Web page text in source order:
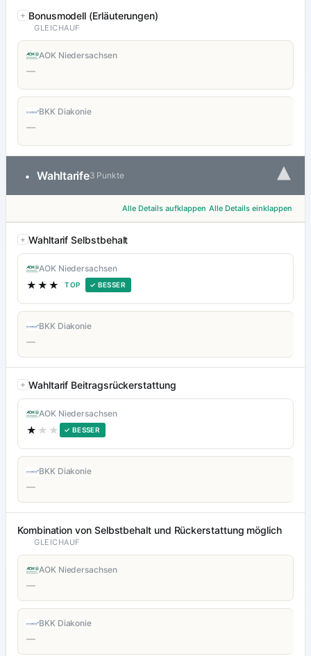
Bonusmodell (Erläuterungen)
GLEICHAUF
AOK Niedersachsen
—
BKK Diakonie
—
• Wahltarife3 Punkte ▾
Alle Details aufklappen Alle Details einklappen
Wahltarif Selbstbehalt
AOK Niedersachsen
★★★ TOP ✓ BESSER
BKK Diakonie
—
Wahltarif Beitragsrückerstattung
AOK Niedersachsen
★ ★★ ✓ BESSER
BKK Diakonie
—
Kombination von Selbstbehalt und Rückerstattung möglich
GLEICHAUF
AOK Niedersachsen
—
BKK Diakonie
—